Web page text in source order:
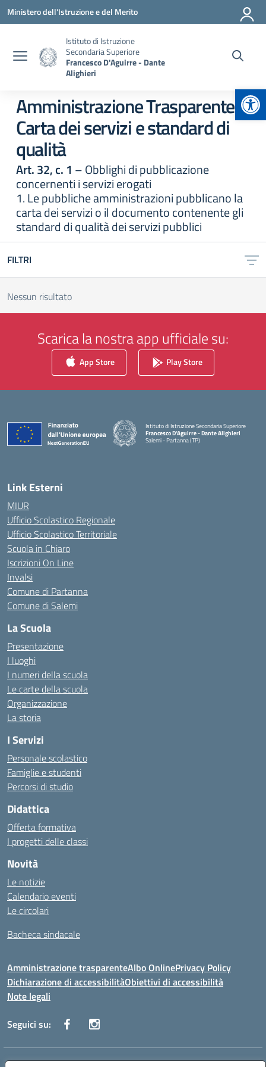
Vai ai contenuti
Vai al menu di navigazione
Vai al footer
Ministero dell'Istruzione e del Merito
Istituto di Istruzione
Secondaria Superiore
Francesco D'Aguirre - Dante
Alighieri
Amministrazione Trasparente:
Carta dei servizi e standard di
qualità
Art. 32, c. 1 – Obblighi di pubblicazione
concernenti i servizi erogati
1. Le pubbliche amministrazioni pubblicano la
carta dei servizi o il documento contenente gli
standard di qualità dei servizi pubblici
FILTRI
Nessun risultato
Scarica la nostra app ufficiale su:
App Store Play Store
Istituto di Istruzione Secondaria Superiore
Francesco D'Aguirre - Dante Alighieri
Salemi - Partanna (TP)
Link Esterni
MIUR
Ufficio Scolastico Regionale
Ufficio Scolastico Territoriale
Scuola in Chiaro
Iscrizioni On Line
Invalsi
Comune di Partanna
Comune di Salemi
La Scuola
Presentazione
I luoghi
I numeri della scuola
Le carte della scuola
Organizzazione
La storia
I Servizi
Personale scolastico
Famiglie e studenti
Percorsi di studio
Didattica
Offerta formativa
I progetti delle classi
Novità
Le notizie
Calendario eventi
Le circolari
Bacheca sindacale
Amministrazione trasparenteAlbo OnlinePrivacy Policy
Dichiarazione di accessibilitàObiettivi di accessibilità
Note legali
Seguici su: